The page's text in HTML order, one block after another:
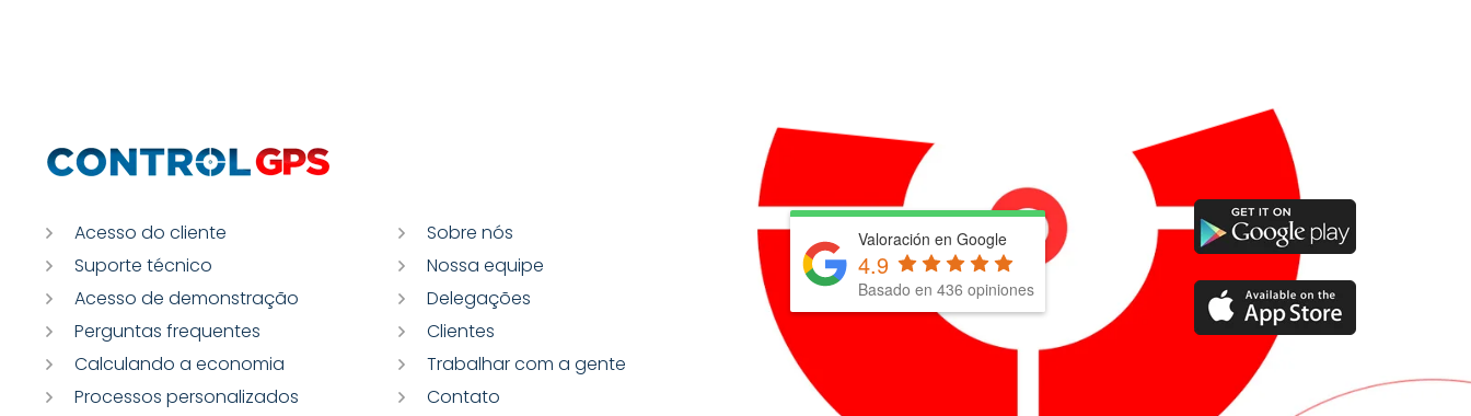
Acesso do cliente
Suporte técnico
Acesso de demonstração
Perguntas frequentes
Calculando a economia
Processos personalizados
Sobre nós
Nossa equipe
Delegações
Clientes
Trabalhar com a gente
Contato
Valoración en Google
4.9
Basado en 436 opiniones